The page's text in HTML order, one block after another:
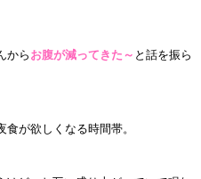
から お腹が減ってきた～ と話を振ら
が欲しくなる時間帯。